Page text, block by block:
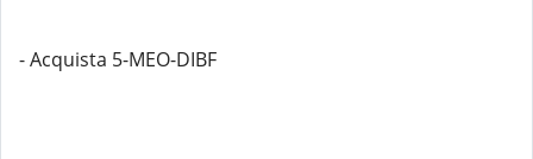
- Acquista 5-MEO-DIBF